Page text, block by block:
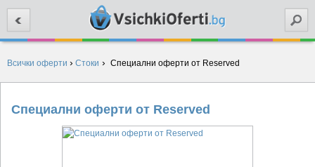
Всички оферти › Стоки › Специални оферти от Reserved
Специални оферти от Reserved